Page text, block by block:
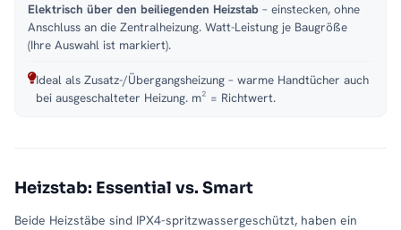
Elektrisch über den beiliegenden Heizstab – einstecken, ohne
Anschluss an die Zentralheizung. Watt-Leistung je Baugröße
(Ihre Auswahl ist markiert).
Ideal als Zusatz-/Übergangsheizung – warme Handtücher auch
bei ausgeschalteter Heizung. m² = Richtwert.
Heizstab: Essential vs. Smart
Beide Heizstäbe sind IPX4-spritzwassergeschützt, haben ein